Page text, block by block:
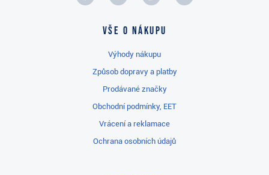
Vše o nákupu
Výhody nákupu
Způsob dopravy a platby
Prodávané značky
Obchodní podmínky, EET
Vrácení a reklamace
Ochrana osobních údajů